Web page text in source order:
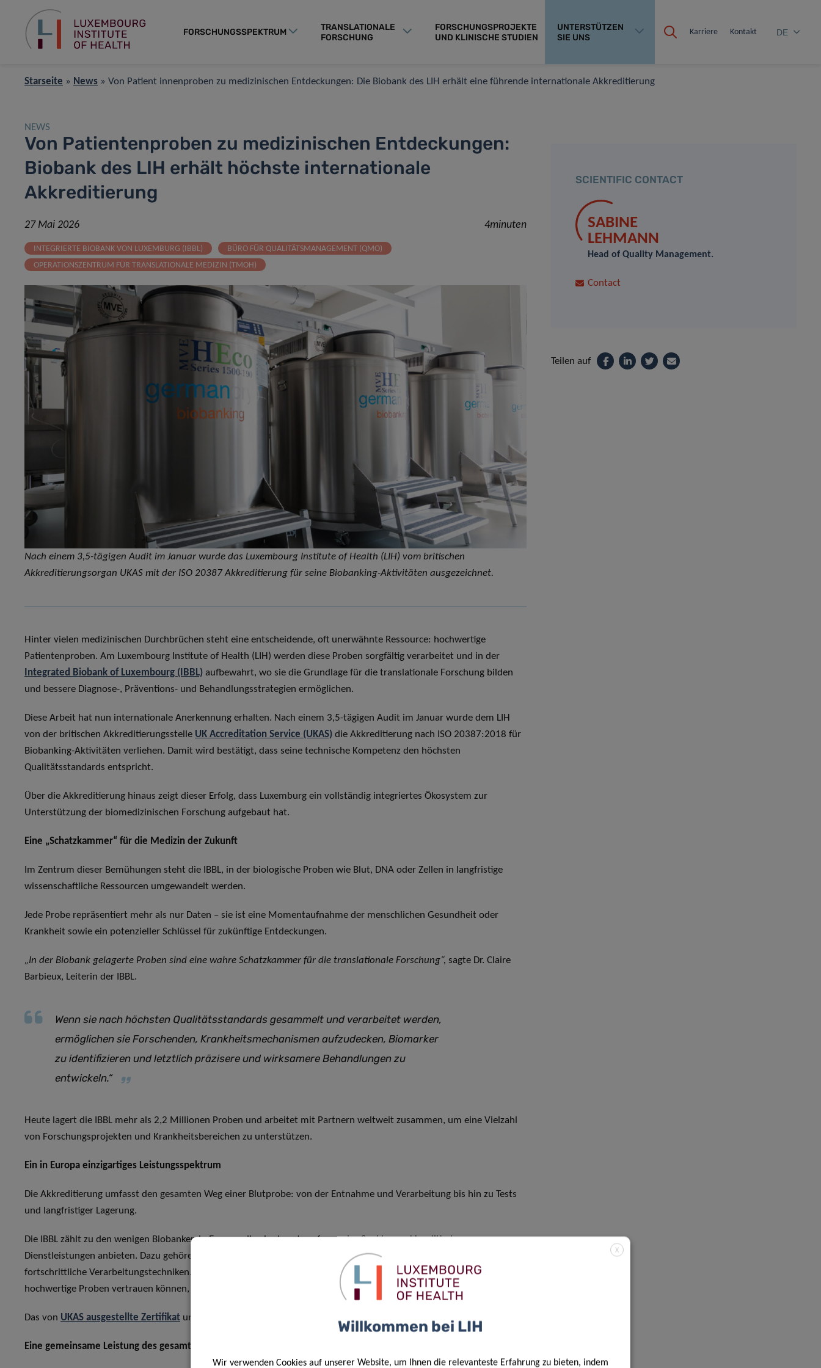
FORSCHUNGSSPEKTRUM
TRANSLATIONALE
FORSCHUNG
FORSCHUNGSPROJEKTE
UND KLINISCHE STUDIEN
UNTERSTÜTZEN
SIE UNS
Karriere Kontakt DE
Starseite » News » Von Patient innenproben zu medizinischen Entdeckungen: Die Biobank des LIH erhält eine führende internationale Akkreditierung
NEWS
Von Patientenproben zu medizinischen Entdeckungen:
Biobank des LIH erhält höchste internationale
Akkreditierung
27 Mai 2026 4minuten
INTEGRIERTE BIOBANK VON LUXEMBURG (IBBL)
BÜRO FÜR QUALITÄTSMANAGEMENT (QMO)
OPERATIONSZENTRUM FÜR TRANSLATIONALE MEDIZIN (TMOH)
Nach einem 3,5-tägigen Audit im Januar wurde das Luxembourg Institute of Health (LIH) vom britischen
Akkreditierungsorgan UKAS mit der ISO 20387 Akkreditierung für seine Biobanking-Aktivitäten ausgezeichnet.
Hinter vielen medizinischen Durchbrüchen steht eine entscheidende, oft unerwähnte Ressource: hochwertige
Patientenproben. Am Luxembourg Institute of Health (LIH) werden diese Proben sorgfältig verarbeitet und in der
Integrated Biobank of Luxembourg (IBBL) aufbewahrt, wo sie die Grundlage für die translationale Forschung bilden
und bessere Diagnose-, Präventions- und Behandlungsstrategien ermöglichen.
Diese Arbeit hat nun internationale Anerkennung erhalten. Nach einem 3,5-tägigen Audit im Januar wurde dem LIH
von der britischen Akkreditierungsstelle UK Accreditation Service (UKAS) die Akkreditierung nach ISO 20387:2018 für
Biobanking-Aktivitäten verliehen. Damit wird bestätigt, dass seine technische Kompetenz den höchsten
Qualitätsstandards entspricht.
Über die Akkreditierung hinaus zeigt dieser Erfolg, dass Luxemburg ein vollständig integriertes Ökosystem zur
Unterstützung der biomedizinischen Forschung aufgebaut hat.
Eine „Schatzkammer“ für die Medizin der Zukunft
Im Zentrum dieser Bemühungen steht die IBBL, in der biologische Proben wie Blut, DNA oder Zellen in langfristige
wissenschaftliche Ressourcen umgewandelt werden.
Jede Probe repräsentiert mehr als nur Daten – sie ist eine Momentaufnahme der menschlichen Gesundheit oder
Krankheit sowie ein potenzieller Schlüssel für zukünftige Entdeckungen.
„In der Biobank gelagerte Proben sind eine wahre Schatzkammer für die translationale Forschung“, sagte Dr. Claire
Barbieux, Leiterin der IBBL.
Wenn sie nach höchsten Qualitätsstandards gesammelt und verarbeitet werden,
ermöglichen sie Forschenden, Krankheitsmechanismen aufzudecken, Biomarker
zu identifizieren und letztlich präzisere und wirksamere Behandlungen zu
entwickeln.“
Heute lagert die IBBL mehr als 2,2 Millionen Proben und arbeitet mit Partnern weltweit zusammen, um eine Vielzahl
von Forschungsprojekten und Krankheitsbereichen zu unterstützen.
Ein in Europa einzigartiges Leistungsspektrum
Die Akkreditierung umfasst den gesamten Weg einer Blutprobe: von der Entnahme und Verarbeitung bis hin zu Tests
und langfristiger Lagerung.
Die IBBL zählt zu den wenigen Biobanken in Europa, die ein derart umfassendes Spektrum akkreditierter
Dienstleistungen anbieten. Dazu gehören beispielsweise zahlreiche aus Blut gewonnene Materialien und
fortschrittliche Verarbeitungstechniken. Diese durchgängige Kompetenz stellt sicher, dass Forschende auf konsistente,
hochwertige Proben vertrauen können, die auf unterschiedliche wissenschaftliche Anforderungen zugeschnitten sind.
Das von UKAS ausgestellte Zertifikat und der sind auf der Website des verfügbar.
Eine gemeinsame Leistung des gesamten LIH
SCIENTIFIC CONTACT
SABINE
LEHMANN
Head of Quality Management.
Contact
Teilen auf
X
Willkommen bei LIH
Wir verwenden Cookies auf unserer Website, um Ihnen die relevanteste Erfahrung zu bieten, indem